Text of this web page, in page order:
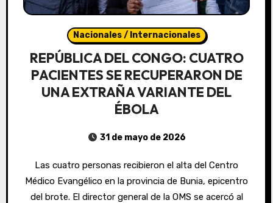
Nacionales / Internacionales
REPÚBLICA DEL CONGO: CUATRO
PACIENTES SE RECUPERARON DE
UNA EXTRAÑA VARIANTE DEL
ÉBOLA
31 de mayo de 2026
Las cuatro personas recibieron el alta del Centro
Médico Evangélico en la provincia de Bunia, epicentro
del brote. El director general de la OMS se acercó al